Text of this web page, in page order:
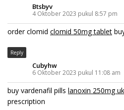
Btsbyv
4 Oktober 2023 pukul 8:57 pm
order clomid clomid 50mg tablet
Reply
Cubyhw
6 Oktober 2023 pukul 11:08 am
buy vardenafil pills lanoxin 250mg uk
prescription